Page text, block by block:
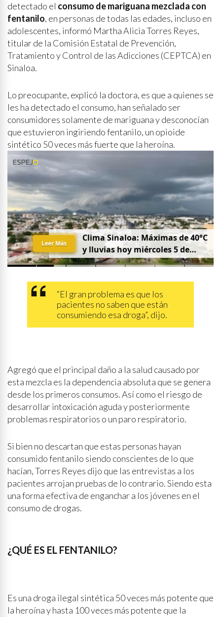
detectado el consumo de mariguana mezclada con
fentanilo, en personas de todas las edades, incluso en
adolescentes, informó Martha Alicia Torres Reyes,
titular de la Comisión Estatal de Prevención,
Tratamiento y Control de las Adicciones (CEPTCA) en
Sinaloa.
Lo preocupante, explicó la doctora, es que a quienes se
les ha detectado el consumo, han señalado ser
consumidores solamente de mariguana y desconocían
que estuvieron ingiriendo fentanilo, un opioide
sintético 50 veces más fuerte que la heroína.
Clima Sinaloa: Máximas de 40°C
y lluvias hoy miércoles 5 de
agosto
Leer Más
“El gran problema es que los
pacientes no saben que están
consumiendo esa droga”, dijo.
Agregó que el principal daño a la salud causado por
esta mezcla es la dependencia absoluta que se genera
desde los primeros consumos. Así como el riesgo de
desarrollar intoxicación aguda y posteriormente
problemas respiratorios o un paro respiratorio.
Si bien no descartan que estas personas hayan
consumido fentanilo siendo conscientes de lo que
hacían, Torres Reyes dijo que las entrevistas a los
pacientes arrojan pruebas de lo contrario. Siendo esta
una forma efectiva de enganchar a los jóvenes en el
consumo de drogas.
¿QUÉ ES EL FENTANILO?
Es una droga ilegal sintética 50 veces más potente que
la heroína y hasta 100 veces más potente que la